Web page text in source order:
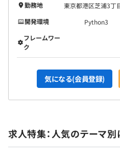
勤務地
東京都港区芝浦3丁
開発環境
Python3
フレームワー
ク
気になる(会員登録)
求人特集：人気のテーマ